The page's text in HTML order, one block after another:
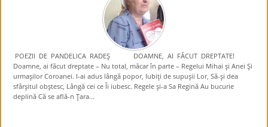
POEZII DE PANDELICA RADEŞ DOAMNE, AI FĂCUT DREPTATE!
Doamne, ai făcut dreptate – Nu total, măcar în parte – Regelui Mihai şi Anei Şi
urmaşilor Coroanei. I-ai adus lângă popor, Iubiţi de supuşii Lor, Să-şi dea
sfârşitul obştesc, Lângă cei ce Îi iubesc. Regele şi-a Sa Regină Au bucurie
deplină Că se află-n Ţara...